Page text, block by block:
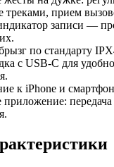
треками, прием
записи —
по стандарту
с USB‑C для
к iPhone и